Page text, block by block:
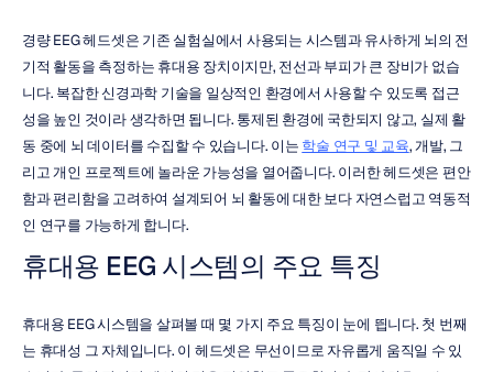
경량 EEG 헤드셋은 기존 실험실에서 사용되는 시스템과 유사하게 뇌의 전
기적 활동을 측정하는 휴대용 장치이지만, 전선과 부피가 큰 장비가 없습
니다. 복잡한 신경과학 기술을 일상적인 환경에서 사용할 수 있도록 접근
성을 높인 것이라 생각하면 됩니다. 통제된 환경에 국한되지 않고, 실제 활
동 중에 뇌 데이터를 수집할 수 있습니다. 이는 학술 연구 및 교육, 개발, 그
리고 개인 프로젝트에 놀라운 가능성을 열어줍니다. 이러한 헤드셋은 편안
함과 편리함을 고려하여 설계되어 뇌 활동에 대한 보다 자연스럽고 역동적
인 연구를 가능하게 합니다.
휴대용 EEG 시스템의 주요 특징
휴대용 EEG 시스템을 살펴볼 때 몇 가지 주요 특징이 눈에 띕니다. 첫 번째
는 휴대성 그 자체입니다. 이 헤드셋은 무선이므로 자유롭게 움직일 수 있